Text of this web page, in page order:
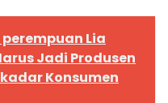
Lia
Jadi Produsen
Konsumen